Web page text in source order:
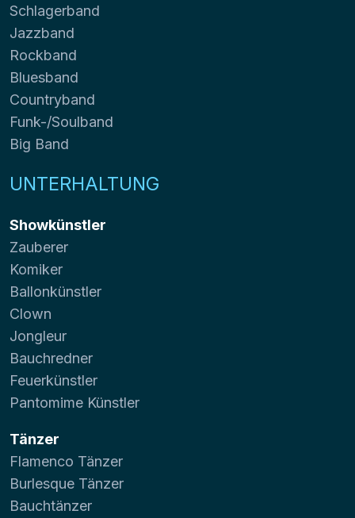
Schlagerband
Jazzband
Rockband
Bluesband
Countryband
Funk-/Soulband
Big Band
UNTERHALTUNG
Showkünstler
Zauberer
Komiker
Ballonkünstler
Clown
Jongleur
Bauchredner
Feuerkünstler
Pantomime Künstler
Tänzer
Flamenco Tänzer
Burlesque Tänzer
Bauchtänzer